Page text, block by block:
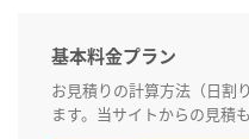
基本料金プラン
お見積りの計算方法（日割
ます。当サイトからの見積